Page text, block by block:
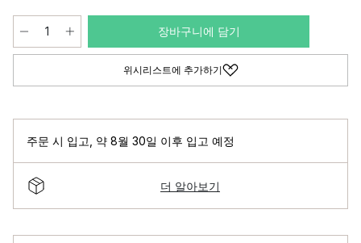
장바구니에 담기
위시리스트에 추가하기
주문 시 입고 약 8월 30일 이후 입고 예정
더 알아보기